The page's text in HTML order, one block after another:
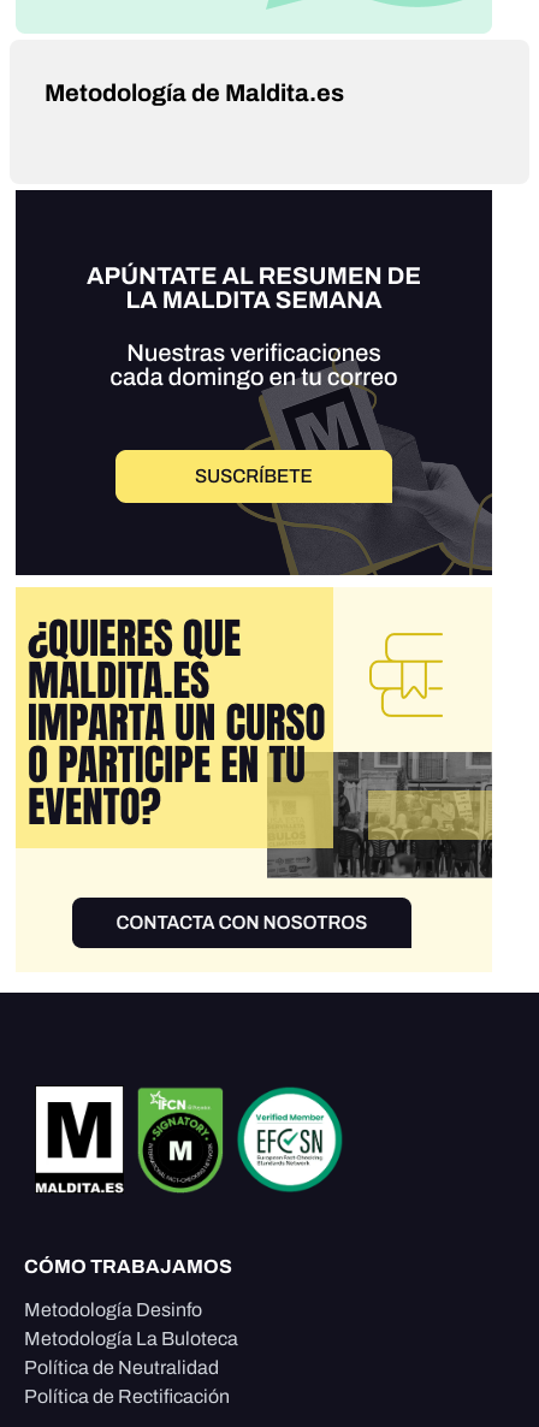
Metodología de Maldita.es
CÓMO TRABAJAMOS
Metodología Desinfo
Metodología La Buloteca
Política de Neutralidad
Política de Rectificación